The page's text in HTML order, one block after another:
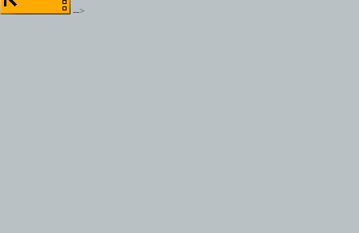
-->